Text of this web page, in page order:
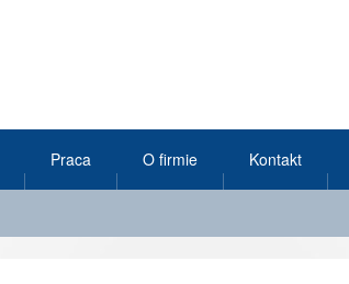
Praca O firmie Kontakt